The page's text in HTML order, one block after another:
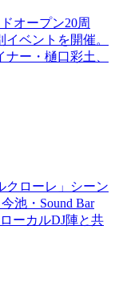
オープン20周
ベントを開催。
ー・樋口彩土、
クローレ」シーン
池・Sound Bar
ーカルDJ陣と共